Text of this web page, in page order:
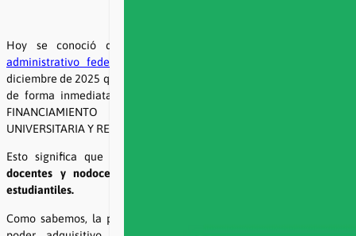
Hoy se conoció que la sala III de
administrativo federal confirmó la
diciembre de 2025 que ordena al poder ejecutivo nacional a cumplir
de forma inmediata con los artículos 5 y 6 de la ley 27795 de
FINANCIAMIENTO DE LA EDUCACIÓN DE LA EDUCACIÓN
UNIVERSITARIA Y RECOMPOSICIÓN SALARIO DOCENTE.
Esto significa que
docentes y nodocentes universitarios y recomponer las becas
estudiantiles.
Como sabemos, la política salarial del Gobierno de Milei llevó el